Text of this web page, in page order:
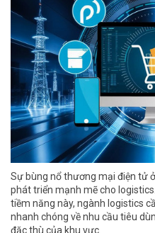
Sự bùng nổ thương mại điện tử
phát triển mạnh mẽ cho
tiềm năng này, ngành logistics
nhanh chóng về nhu cầu tiêu
đặc thù của khu vực.